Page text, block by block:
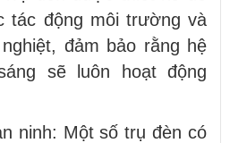
tác động môi trường và
đảm bảo rằng hệ
sẽ luôn hoạt động
ninh: Một số trụ đèn có